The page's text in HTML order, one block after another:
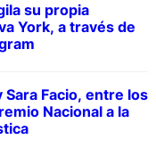
su propia
York, a través de
Sara Facio, entre los
Nacional a la